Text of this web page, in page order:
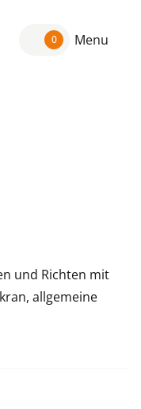
0 Menu
und Richten mit
allgemeine